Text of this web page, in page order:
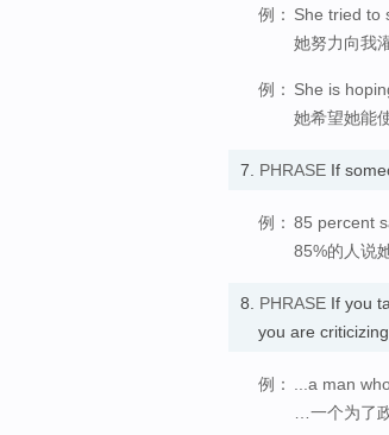
例： She tried to
她努力向我
例： She is
她希望她能
7. PHRASE If
例： 85 percent
85%的人说
8. PHRASE If you
you are
例：
...a man
…一个为了